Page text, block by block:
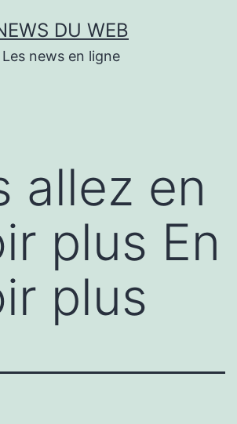
DU WEB
Les news en ligne
allez en
plus En
plus